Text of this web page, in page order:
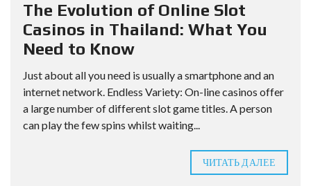
The Evolution of Online Slot
Casinos in Thailand: What You
Need to Know
Just about all you need is usually a smartphone and an
internet network. Endless Variety: On-line casinos offer
a large number of different slot game titles. A person
can play the few spins whilst waiting...
ЧИТАТЬ ДАЛЕЕ